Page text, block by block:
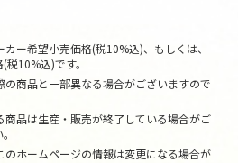
ー希望小売価格(税10%込)、もしくは、
10%込)です。
商品と一部異なる場合がございますので
品は生産・販売が終了している場合がご
ホームページの情報は変更になる場合が